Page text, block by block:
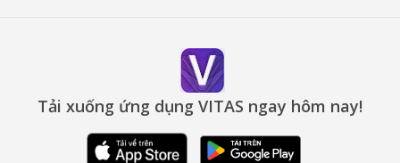
Tải xuống ứng dụng VITAS ngay hôm nay!